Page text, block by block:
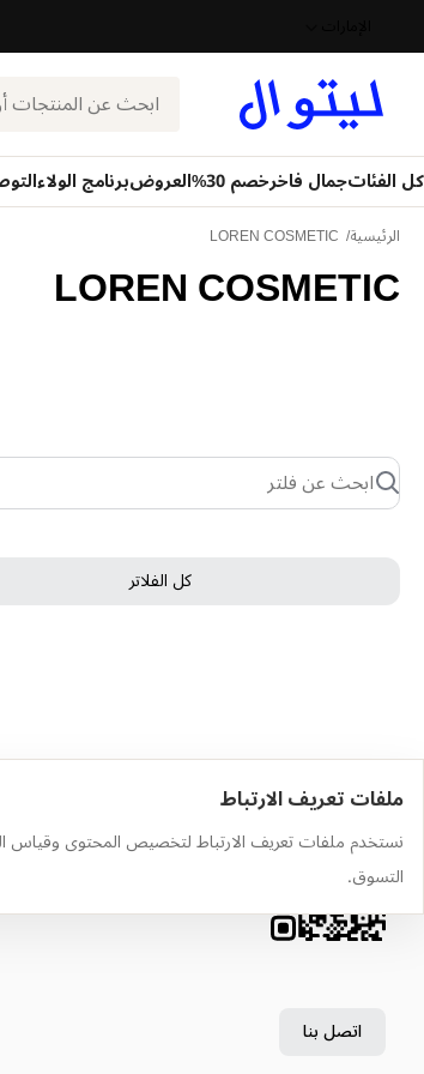
بحث
كل الفئاتجمال فاخرخصم 30% العروضبرنامج الولاء
الرئيسية LOREN COSMETIC
LOREN COSMETIC
ابحث عن فلتر
كل الفلاتر
ملفات تعريف الارتباط
نستخدم ملفات تعريف الارتباط لتخصيص المحتوى وقياس
التسوق.
حمّل التطبيق
اتصل بنا